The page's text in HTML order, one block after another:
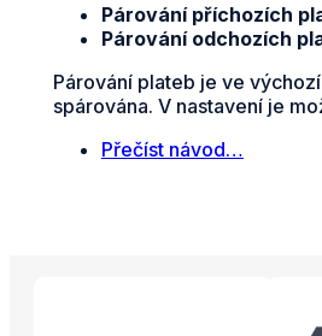
Párování příchozích
Párování odchozích
Párování plateb je ve
spárována. V nastavení je
Přečíst návod…